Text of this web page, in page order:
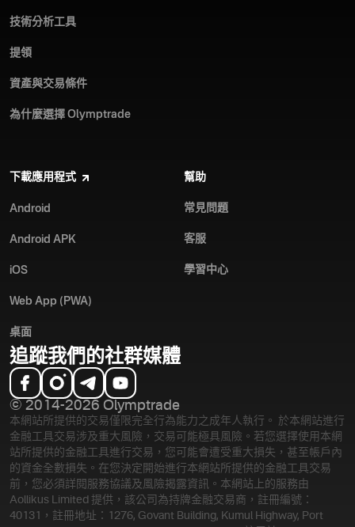
技術分析工具
提領
資產與交易條件
為什麼選擇 Olymptrade
下載應用程式
Android
Android APK
iOS
Web App (PWA)
桌面
幫助
常見問題
客服
學習中心
追蹤我們的社群媒體
© 2014-2026 Olymptrade
本網站所提供的交易僅限完全行為能力之成年人執行。 於本網站進行
金融工具交易涉及重大風險，交易可能極具風險。若您選擇使用本網
站所提供的金融工具進行交易，您可能會遭受重大損失，甚至帳戶內
的資金全數損失。在您決定開始進行本網站所提供的金融工具交易
前，您必須詳閱服務協議及風險揭露資訊。 本網站上的服務由
Aollikus Limited 提供，該公司為持牌金融交易商，註冊編號：
40131，註冊地址：1276, Govant Building, Kumul Highway, Port